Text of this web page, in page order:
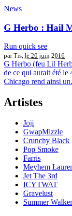
News
G Herbo : Hail
Run quick see
par Tis, le 20 juin 2016
G Herbo (feu Lil
de ce qui aurait été le
Chicago rend ainsi
Artistes
Joji
GwapMizzle
Crunchy Black
Pop Smoke
Farris
Meyhem
Jet The 3rd
ICYTWAT
Gravelust
Summer Walker